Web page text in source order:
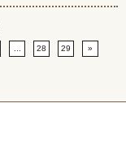
28 29 »